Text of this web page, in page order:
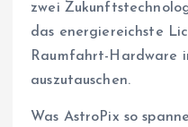
zwei
das energiereichste
Raumfahrt-Hardware
auszutauschen.
Was AstroPix so